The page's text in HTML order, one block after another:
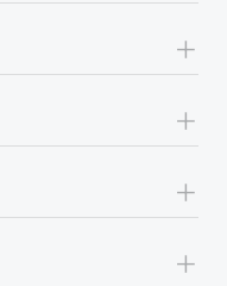
+
+
+
+